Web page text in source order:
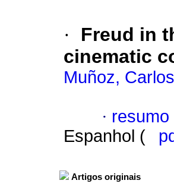
· Freud in
cinematic
Muñoz,
·
Espanhol (
Artigos originais